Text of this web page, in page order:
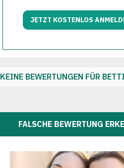
JETZT KOSTENLOS
KEINE BEWERTUNGEN FÜR
FALSCHE BEWERTUNG